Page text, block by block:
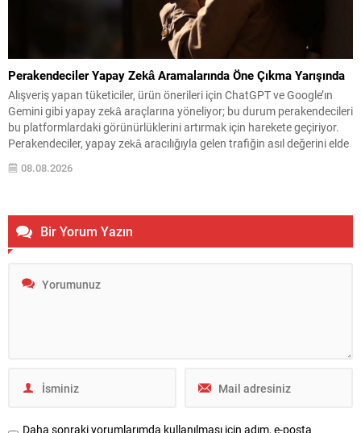
Perakendeciler Yapay Zekâ Aramalarında Öne Çıkma Yarışında
Alışveriş yapan tüketiciler, ürün önerileri için ChatGPT ve Google’ın
Gemini gibi yapay zekâ araçlarına yöneliyor; bu durum perakendecileri
bu platformlardaki görünürlüklerini artırmak için harekete geçiriyor.
Perakendeciler, yapay zekâ aracılığıyla gelen trafiğin asıl değerini elde
edebilmek için satın alma sürecinin kendi sitelerinde tamamlanmasını
sağlamaya odaklanıyor. ABD’de Walmart, Ulta Beauty ve Wayfair...
08.08.2026
Bir Yorum Yazın
Daha sonraki yorumlarımda kullanılması için adım, e-posta